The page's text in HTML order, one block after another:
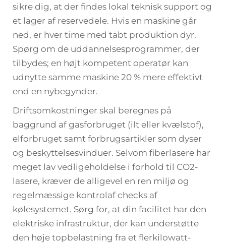
sikre dig, at der findes lokal teknisk support og
et lager af reservedele. Hvis en maskine går
ned, er hver time med tabt produktion dyr.
Spørg om de uddannelsesprogrammer, der
tilbydes; en højt kompetent operatør kan
udnytte samme maskine 20 % mere effektivt
end en nybegynder.
Driftsomkostninger skal beregnes på
baggrund af gasforbruget (ilt eller kvælstof),
elforbruget samt forbrugsartikler som dyser
og beskyttelsesvinduer. Selvom fiberlasere har
meget lav vedligeholdelse i forhold til CO2-
lasere, kræver de alligevel en ren miljø og
regelmæssige kontrolaf checks af
kølesystemet. Sørg for, at din facilitet har den
elektriske infrastruktur, der kan understøtte
den høje topbelastning fra et flerkilowatt-